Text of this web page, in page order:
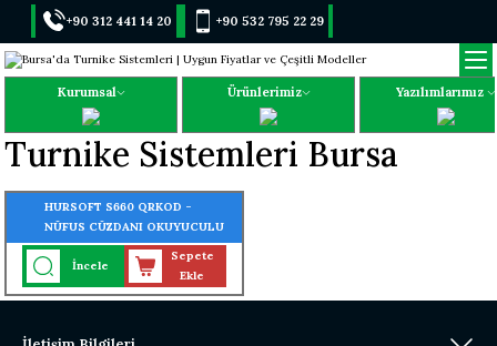
+90 312 441 14 20 +90 532 795 22 29
Kurumsal Ürünlerimiz Yazılımlarımız
Turnike Sistemleri Bursa
HURSOFT S660 QRKOD -
NÜFUS CÜZDANI OKUYUCULU
TURNİKE SİSTEMİ
İncele
Sepete
Ekle